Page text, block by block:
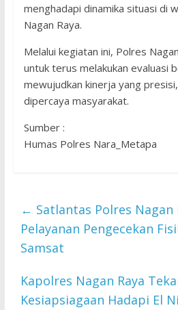
menghadapi dinamika situasi di
Nagan Raya.
Melalui kegiatan ini, Polres
untuk terus melakukan evaluasi
mewujudkan kinerja yang
dipercaya masyarakat.
Sumber :
Humas Polres Nara_Metapa
← Satlantas Polres Nagan
Pelayanan Pengecekan
Samsat
Kapolres Nagan Raya
Kesiapsiagaan Hadapi El